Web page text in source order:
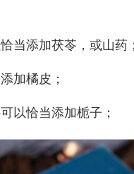
当添加茯苓，或山药；
加橘皮；
以恰当添加栀子；